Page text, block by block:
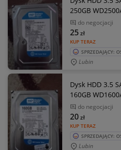
250GB
do negocjacji
KUP TERAZ
25zł
SPRZEDAJĄCY:
Lubin
Dysk HDD 3.5
160GB
do negocjacji
KUP TERAZ
20zł
SPRZEDAJĄCY:
Lubin